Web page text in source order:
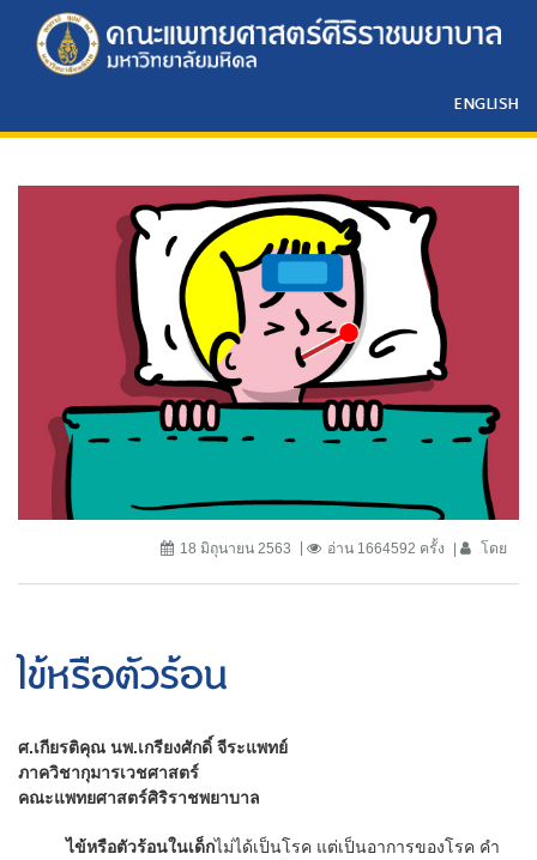
ENGLISH
18 มิถุนายน 2563 อ่าน 1664592 ครั้ง โดย
ไข้หรือตัวร้อน
ศ.เกียรติคุณ นพ.เกรียงศักดิ์ จีระแพทย์
ภาควิชากุมารเวชศาสตร์
คณะแพทยศาสตร์ศิริราชพยาบาล
ไข้หรือตัวร้อนในเด็กไม่ได้เป็นโรค แต่เป็นอาการของโรค คำ